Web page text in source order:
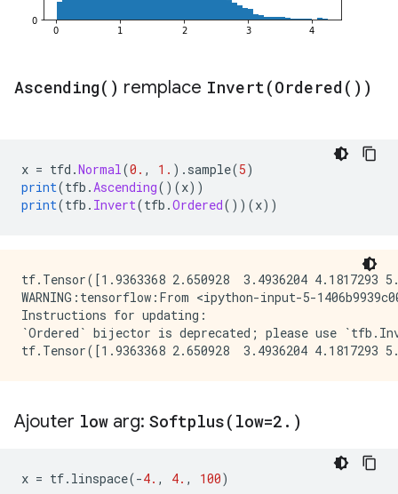
Ascending( ) remplace Invert(Ordered( ))
x = tfd .Normal(0. , 1. ). sample(5)
print(tfb .Ascending()(x))
print(tfb . Invert(tfb .Ordered())(x))
tf.Tensor([1.9363368 2.650928  3.4936204
WARNING:tensorflow:From <ipython-input-5-
Instructions for updating:
`Ordered` bijector is deprecated; please use
Ajouter low arg: Softplus( low=2 . )
x = tf. linspace(-4. , 4. , 100)